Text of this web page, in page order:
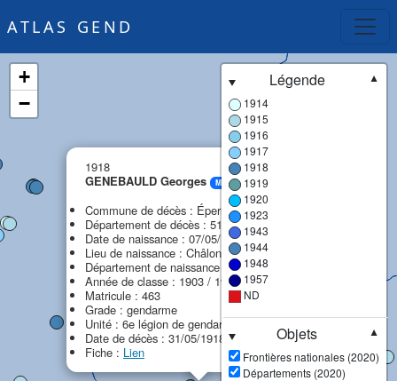
ATLAS GEND
1918
GENEBAULD Georges
MPF
Commune de décès : Épernay
Département de décès : 51 - Marne
Date de naissance : 07/05/1883
Lieu de naissance : Châlons-en-Champagne
Département de naissance : 51 - Marne
Année de classe : 1903 / 1901
Matricule : 463
Grade : gendarme
Unité : 6e légion de gendarmerie (6e LG)
Date de décès : 31/05/1918
Fiche : Lien
+
−
Légende
▼
1914
1915
1916
1917
1918
1919
1920
1923
1943
1944
1948
1957
ND
Objets
▼
Frontières nationales (2020)
Départements (2020)